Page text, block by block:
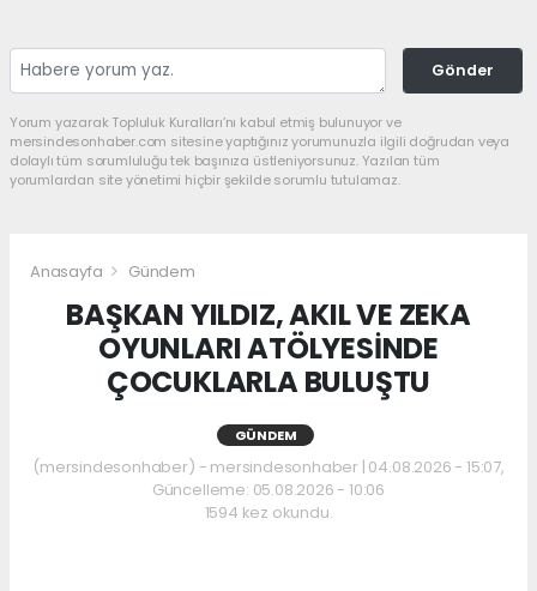
Gönder
Yorum yazarak Topluluk Kuralları’nı kabul etmiş bulunuyor ve
mersindesonhaber.com sitesine yaptığınız yorumunuzla ilgili doğrudan veya
dolaylı tüm sorumluluğu tek başınıza üstleniyorsunuz. Yazılan tüm
yorumlardan site yönetimi hiçbir şekilde sorumlu tutulamaz.
Anasayfa Gündem
BAŞKAN YILDIZ, AKIL VE ZEKA
OYUNLARI ATÖLYESİNDE
ÇOCUKLARLA BULUŞTU
GÜNDEM
(mersindesonhaber) - mersindesonhaber | 04.08.2026 - 15:07,
Güncelleme: 05.08.2026 - 10:06
1594 kez okundu.